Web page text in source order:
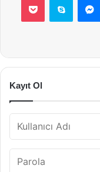
Kayıt Ol